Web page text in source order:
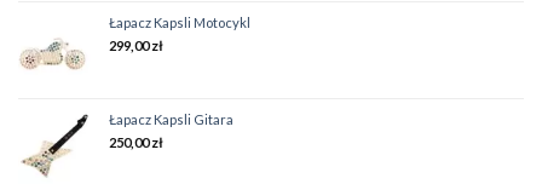
Łapacz Kapsli Motocykl
299,00zł
Łapacz Kapsli Gitara
250,00zł